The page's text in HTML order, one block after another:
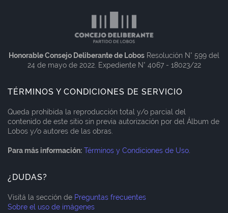
Honorable Consejo Deliberante de Lobos Resolución N° 599 del
24 de mayo de 2022. Expediente N° 4067 - 18023/22
TÉRMINOS Y CONDICIONES DE SERVICIO
Queda prohibida la reproducción total y/o parcial del
contenido de este sitio sin previa autorización por del Álbum de
Lobos y/o autores de las obras.
Para más información: Términos y Condiciones de Uso
¿DUDAS?
Visitá la sección de Preguntas frecuentes
Sobre el uso de imágenes